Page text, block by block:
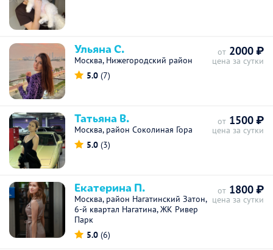
Ульяна С.
Москва, Нижегородский район
5.0 (7)
от 2000 ₽
цена за сутки
Татьяна В.
Москва, район Соколиная Гора
5.0 (3)
от 1500 ₽
цена за сутки
Екатерина П.
Москва, район Нагатинский Затон,
6-й квартал Нагатина, ЖК Ривер
Парк
5.0 (6)
от 1800 ₽
цена за сутки